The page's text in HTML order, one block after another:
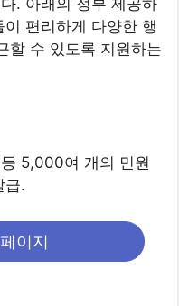
편리하게 다양한 행
할 수 있도록 지원하는
5,000여 개의 민원
급.
이지